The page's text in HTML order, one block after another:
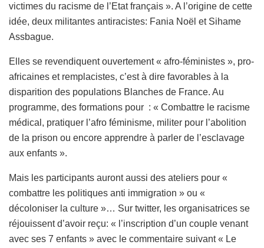
victimes du racisme de l’Etat français ». A l’origine de cette
idée, deux militantes antiracistes: Fania Noël et Sihame
Assbague.
Elles se revendiquent ouvertement « afro-féministes », pro-
africaines et remplacistes, c’est à dire favorables à la
disparition des populations Blanches de France. Au
programme, des formations pour : « Combattre le racisme
médical, pratiquer l’afro féminisme, militer pour l’abolition
de la prison ou encore apprendre à parler de l’esclavage
aux enfants ».
Mais les participants auront aussi des ateliers pour «
combattre les politiques anti immigration » ou «
décoloniser la culture »… Sur twitter, les organisatrices se
réjouissent d’avoir reçu: « l’inscription d’un couple venant
avec ses 7 enfants » avec le commentaire suivant « Le